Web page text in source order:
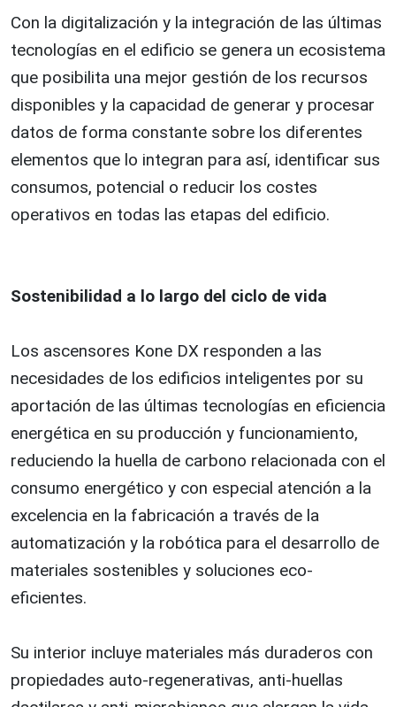
Con la digitalización y la integración de las últimas
tecnologías en el edificio se genera un ecosistema
que posibilita una mejor gestión de los recursos
disponibles y la capacidad de generar y procesar
datos de forma constante sobre los diferentes
elementos que lo integran para así, identificar sus
consumos, potencial o reducir los costes
operativos en todas las etapas del edificio.
Sostenibilidad a lo largo del ciclo de vida
Los ascensores Kone DX responden a las
necesidades de los edificios inteligentes por su
aportación de las últimas tecnologías en eficiencia
energética en su producción y funcionamiento,
reduciendo la huella de carbono relacionada con el
consumo energético y con especial atención a la
excelencia en la fabricación a través de la
automatización y la robótica para el desarrollo de
materiales sostenibles y soluciones eco-
eficientes.
Su interior incluye materiales más duraderos con
propiedades auto-regenerativas, anti-huellas